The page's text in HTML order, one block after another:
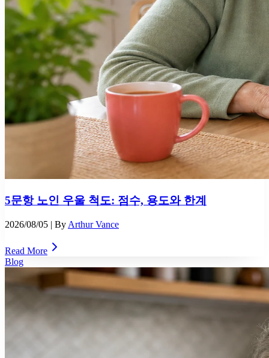
5문항 노인 우울 척도: 점수, 용도와 한계
2026/08/05 | By Arthur Vance
Read More
Blog